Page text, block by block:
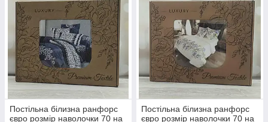
Постільна білизна ранфорс
євро розмір наволочки 70 на
Постільна білизна ранфорс
євро розмір наволочки 70 на